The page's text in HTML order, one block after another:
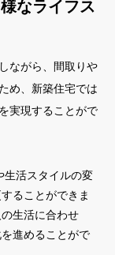
なライフス
ながら、間取りや
め、新築住宅では
実現することがで
生活スタイルの変
ることができま
生活に合わせ
進めることがで